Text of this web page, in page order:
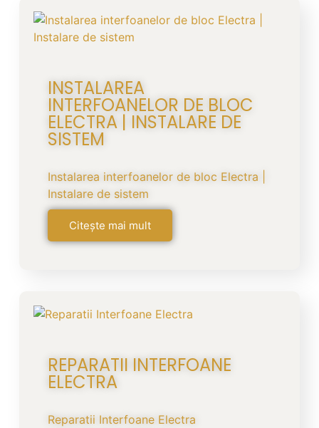
INSTALAREA
INTERFOANELOR DE BLOC
ELECTRA | INSTALARE DE
SISTEM
Instalarea interfoanelor de bloc Electra |
Instalare de sistem
Citește mai mult
REPARATII INTERFOANE
ELECTRA
Reparatii Interfoane Electra